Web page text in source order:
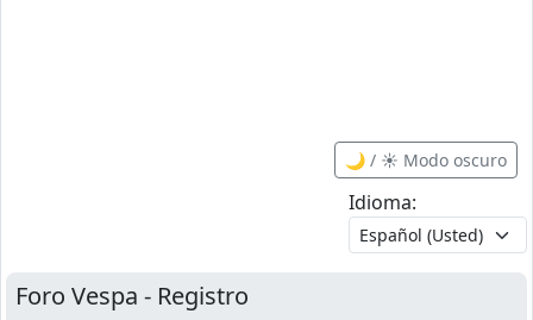
🌙 / ☀️ Modo oscuro
Idioma:
Foro Vespa - Registro